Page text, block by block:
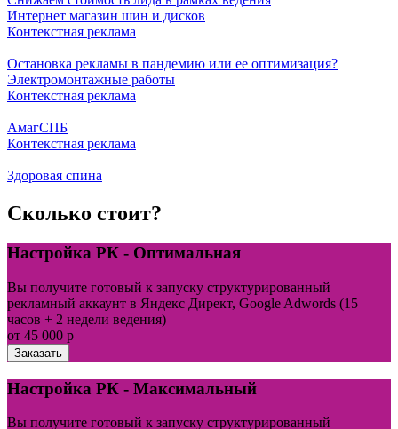
Интернет магазин шин и дисков
Контекстная реклама
Остановка рекламы в пандемию или ее оптимизация?
Электромонтажные работы
Контекстная реклама
АмагСПБ
Контекстная реклама
Здоровая спина
Сколько стоит?
Настройка РК - Оптимальная
Вы получите готовый к запуску структурированный
рекламный аккаунт в Яндекс Директ, Google Adwords (15
часов + 2 недели ведения)
от 45 000 р
Заказать
Настройка РК - Максимальный
Вы получите готовый к запуску структурированный